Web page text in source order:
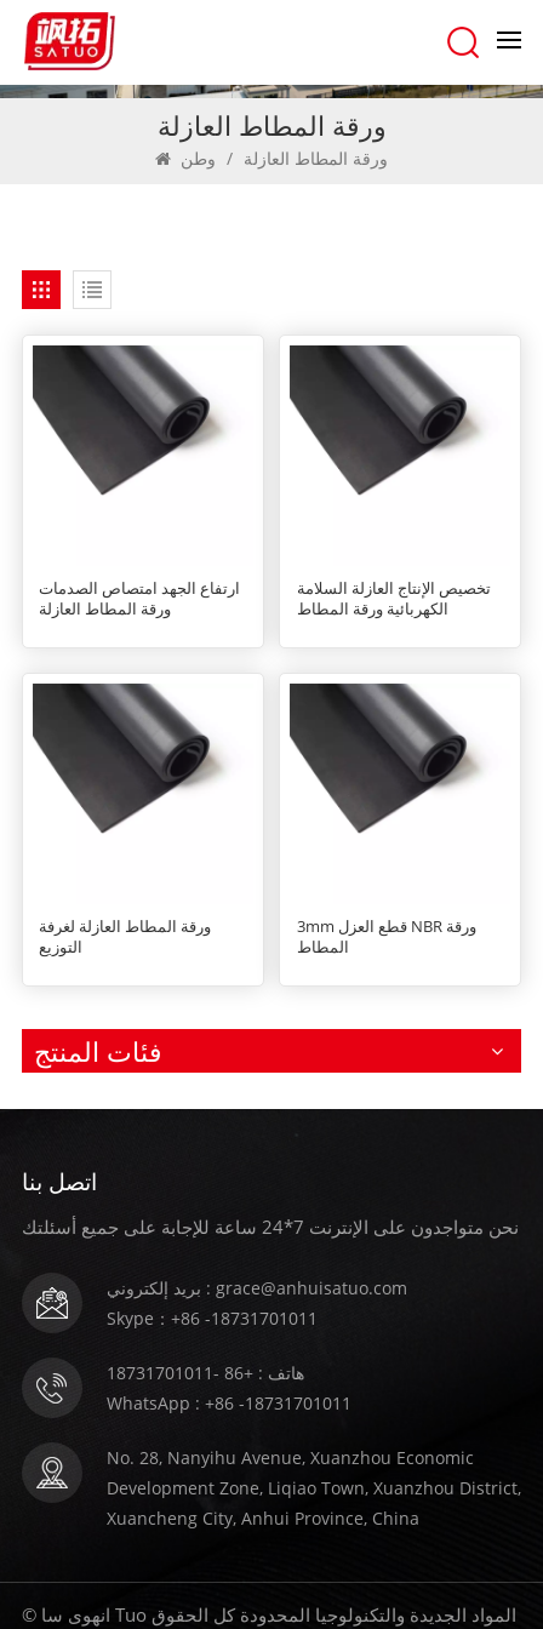
ورقة المطاط العازلة
/ ورقة المطاط العازلة
ارتفاع الجهد امتصاص الصدمات
ورقة المطاط العازلة
تخصيص الإنتاج العازلة السلامة
الكهربائية ورقة المطاط
ورقة المطاط العازلة لغرفة
التوزيع
3mm قطع العزل NBR ورقة
المطاط
فئات المنتج
اتصل بنا
نحن متواجدون على الإنترنت 7*24 ساعة للإجابة على جميع أسئلتك
بريد إلكتروني : grace@anhuisatuo.com
Skype：+86 -18731701011
هاتف : +86 -18731701011
WhatsApp : +86 -18731701011
No. 28, Nanyihu Avenue, Xuanzhou Economic
Development Zone, Liqiao Town, Xuanzhou District,
Xuancheng City, Anhui Province, China
© انهوى سا Tuo المواد الجديدة والتكنولوجيا المحدودة كل الحقوق